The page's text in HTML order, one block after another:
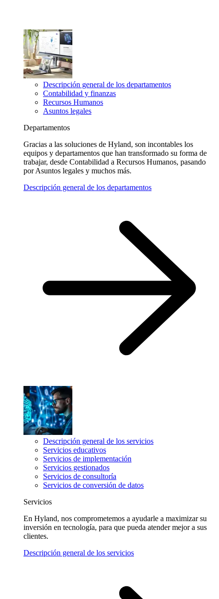
Descripción general de los departamentos
Contabilidad y finanzas
Recursos Humanos
Asuntos legales
Departamentos
Gracias a las soluciones de Hyland, son incontables los
equipos y departamentos que han transformado su forma de
trabajar, desde Contabilidad a Recursos Humanos, pasando
por Asuntos legales y muchos más.
Descripción general de los departamentos
Descripción general de los servicios
Servicios educativos
Servicios de implementación
Servicios gestionados
Servicios de consultoría
Servicios de conversión de datos
Servicios
En Hyland, nos comprometemos a ayudarle a maximizar su
inversión en tecnología, para que pueda atender mejor a sus
clientes.
Descripción general de los servicios